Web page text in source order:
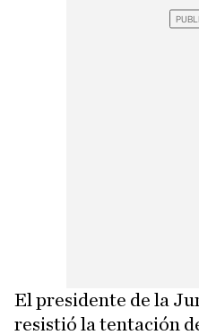
El presidente de la
resistió la tentación